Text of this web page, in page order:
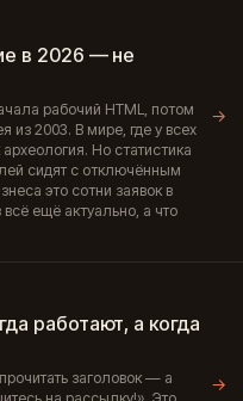
в 2026 — не
рабочий HTML, потом
из 2003. В мире, где у всех
археология. Но статистика
сидят с отключённым
это сотни заявок в
ещё актуально, а что
→
работают, а когда
заголовок — а
→